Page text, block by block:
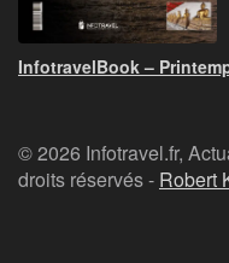
InfotravelBook –
© 2026 Infotravel.fr,
droits réservés - Robert